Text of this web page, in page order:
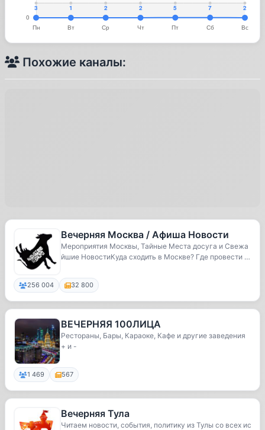
Похожие каналы:
Вечерняя Москва / Афиша Новости
Мероприятия Москвы, Тайные Места досуга и Свежа
йшие НовостиКуда сходить в Москве? Где провести в
256 004 32 800
ВЕЧЕРНЯЯ 100ЛИЦА
Рестораны, Бары, Караоке, Кафе и другие заведения
+ и -
1 469 567
Вечерняя Тула
Читаем новости, события, политику из Тулы со всех ис